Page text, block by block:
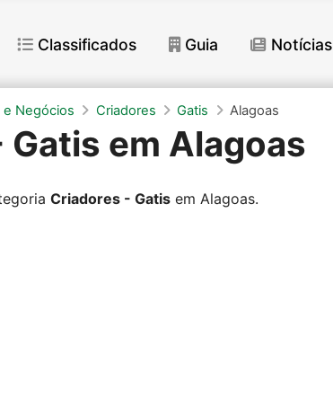
Classificados Guia Notícias
e Negócios Criadores Gatis Alagoas
em Alagoas
Criadores - Gatis em Alagoas.